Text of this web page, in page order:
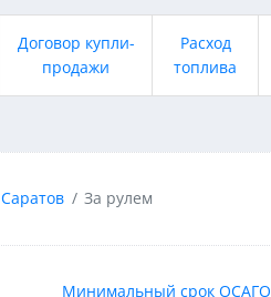
Договор купли-
продажи
Расход
топлива
Саратов За рулем
Минимальный срок ОСАГО